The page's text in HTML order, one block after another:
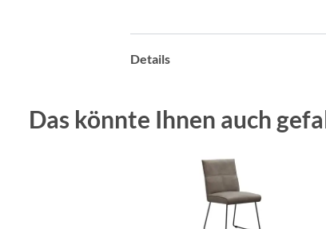
Details
Das könnte Ihnen auch